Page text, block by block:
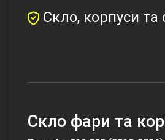
Скло, корпуси
Cкло фари та